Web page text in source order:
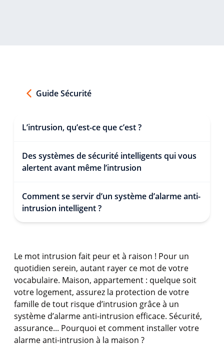
Guide Sécurité
L’intrusion, qu’est-ce que c’est ?
Des systèmes de sécurité intelligents qui vous
alertent avant même l’intrusion
Comment se servir d’un système d’alarme anti-
intrusion intelligent ?
Le mot intrusion fait peur et à raison ! Pour un
quotidien serein, autant rayer ce mot de votre
vocabulaire. Maison, appartement : quelque soit
votre logement, assurez la protection de votre
famille de tout risque d’intrusion grâce à un
système d’alarme anti-intrusion efficace. Sécurité,
assurance... Pourquoi et comment installer votre
alarme anti-intrusion à la maison ?